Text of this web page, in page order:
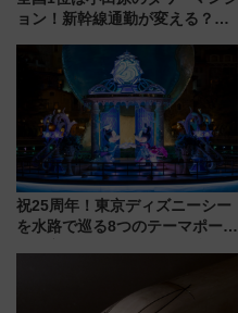
ョン！新幹線通勤が変える？
【新築マンション人気ランキン
祝25周年！東京ディズニーシー
を水路で巡る8つのテーマポート